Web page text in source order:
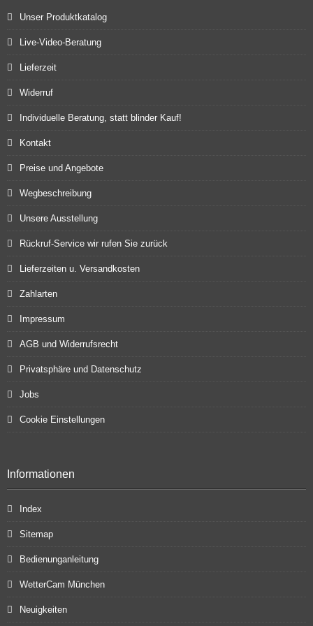
Unser Produktkatalog
Live-Video-Beratung
Lieferzeit
Widerruf
Individuelle Beratung, statt blinder Kauf!
Kontakt
Preise und Angebote
Wegbeschreibung
Unsere Ausstellung
Rückruf-Service wir rufen Sie zurück
Lieferzeiten u. Versandkosten
Zahlarten
Impressum
AGB und Widerrufsrecht
Privatsphäre und Datenschutz
Jobs
Cookie Einstellungen
Informationen
Index
Sitemap
Bedienunganleitung
WetterCam München
Neuigkeiten